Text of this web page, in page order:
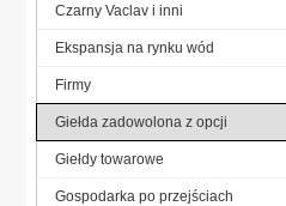
Czarny Vaclav i inni
Ekspansja na rynku wód
Firmy
Giełda zadowolona z opcji
Giełdy towarowe
Gospodarka po przejściach